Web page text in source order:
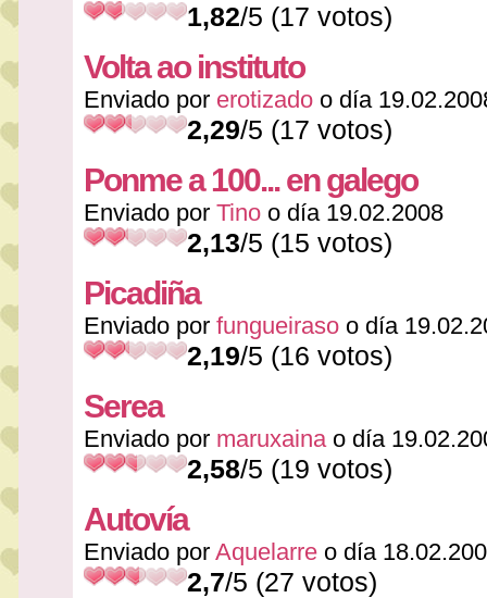
1,82/5 (17 votos)
Volta ao instituto
Enviado por erotizado o día
2,29/5 (17 votos)
Ponme a 100... en galego
Enviado por Tino o día 19.02.2008
2,13/5 (15 votos)
Picadiña
Enviado por fungueiraso o día
2,19/5 (16 votos)
Serea
Enviado por maruxainao día
2,58/5 (19 votos)
Autovía
Enviado por Aquelarre o día
2,7/5 (27 votos)